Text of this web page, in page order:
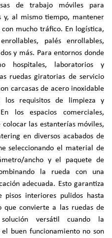
de trabajo móviles para
y, al mismo tiempo, mantener
mucho tráfico. En logística,
palés enrollables,
y más. Para entornos donde
hospitales, laboratorios y
ruedas giratorias de servicio
carcasas de acero inoxidable
requisitos de limpieza y
los espacios comerciales,
las estanterías móviles,
en diversos acabados de
seleccionando el material de
ancho y el paquete de
la rueda con una
adecuada. Esto garantiza
pisos interiores pulidos hasta
que convierte a las ruedas de
versátil cuando la
buen funcionamiento no son